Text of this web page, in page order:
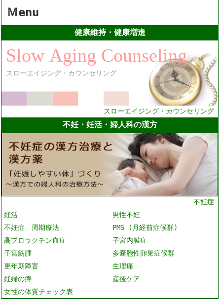
Ｍenu
健康維持・健康増進
スローエイジング・カウンセリング
不妊・妊活・婦人科の漢方
不妊症
妊活
男性不妊
不妊症 周期療法
PMS (月経前症候群)
高プロラクチン血症
子宮内膜症
子宮筋腫
多嚢胞性卵巣症候群
更年期障害
生理痛
妊婦の痔
産後ケア
女性の体質チェック表